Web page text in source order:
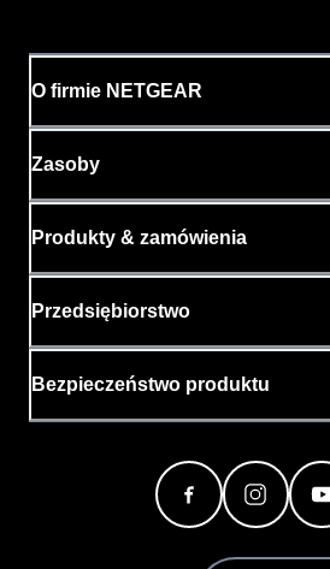
O firmie NETGEAR
Zasoby
Produkty & zamówienia
Przedsiębiorstwo
Bezpieczeństwo produktu